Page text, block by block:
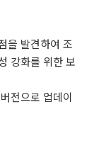
을 발견하여 조
강화를 위한 보
전으로 업데이